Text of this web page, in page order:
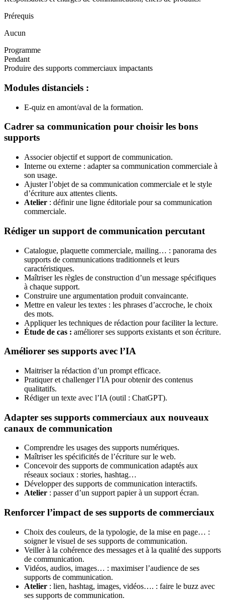
Prérequis
Aucun
Programme
Pendant
Produire des supports commerciaux impactants
Modules distanciels :
E-quiz en amont/aval de la formation.
Cadrer sa communication pour choisir les bons
supports
Associer objectif et support de communication.
Interne ou externe : adapter sa communication commerciale à
son usage.
Ajuster l’objet de sa communication commerciale et le style
d’écriture aux attentes clients.
Atelier : définir une ligne éditoriale pour sa communication
commerciale.
Rédiger un support de communication percutant
Catalogue, plaquette commerciale, mailing… : panorama des
supports de communications traditionnels et leurs
caractéristiques.
Maîtriser les règles de construction d’un message spécifiques
à chaque support.
Construire une argumentation produit convaincante.
Mettre en valeur les textes : les phrases d’accroche, le choix
des mots.
Appliquer les techniques de rédaction pour faciliter la lecture.
Étude de cas : améliorer ses supports existants et son écriture.
Améliorer ses supports avec l’IA
Maitriser la rédaction d’un prompt efficace.
Pratiquer et challenger l’IA pour obtenir des contenus
qualitatifs.
Rédiger un texte avec l’IA (outil : ChatGPT).
Adapter ses supports commerciaux aux nouveaux
canaux de communication
Comprendre les usages des supports numériques.
Maîtriser les spécificités de l’écriture sur le web.
Concevoir des supports de communication adaptés aux
réseaux sociaux : stories, hashtag…
Développer des supports de communication interactifs.
Atelier : passer d’un support papier à un support écran.
Renforcer l’impact de ses supports de commerciaux
Choix des couleurs, de la typologie, de la mise en page… :
soigner le visuel de ses supports de communication.
Veiller à la cohérence des messages et à la qualité des supports
de communication.
Vidéos, audios, images… : maximiser l’audience de ses
supports de communication.
Atelier : lien, hashtag, images, vidéos…. : faire le buzz avec
ses supports de communication.